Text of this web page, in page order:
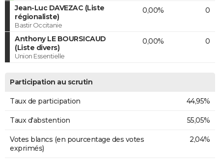
Jean-Luc DAVEZAC (Liste
régionaliste)
Bastir Occitanie
0,00% 0
Anthony LE BOURSICAUD
(Liste divers)
Union Essentielle
0,00% 0
Participation au scrutin
Taux de participation 44,95%
Taux d'abstention 55,05%
Votes blancs (en pourcentage des votes
exprimés)
2,04%